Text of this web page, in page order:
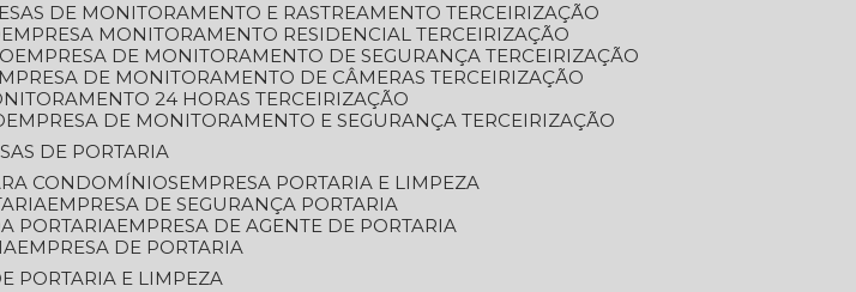
DE MONITORAMENTO E RASTREAMENTO TERCEIRIZAÇÃO
EMPRESA MONITORAMENTO RESIDENCIAL TERCEIRIZAÇÃO
EMPRESA DE MONITORAMENTO DE SEGURANÇA TERCEIRIZAÇÃO
EMPRESA DE MONITORAMENTO DE CÂMERAS TERCEIRIZAÇÃO
24 HORAS TERCEIRIZAÇÃO
EMPRESA DE MONITORAMENTO E SEGURANÇA TERCEIRIZAÇÃO
DE PORTARIA
CONDOMÍNIOS
EMPRESA PORTARIA E LIMPEZA
EMPRESA DE SEGURANÇA PORTARIA
PORTARIA
EMPRESA DE AGENTE DE PORTARIA
EMPRESA DE PORTARIA
PORTARIA E LIMPEZA